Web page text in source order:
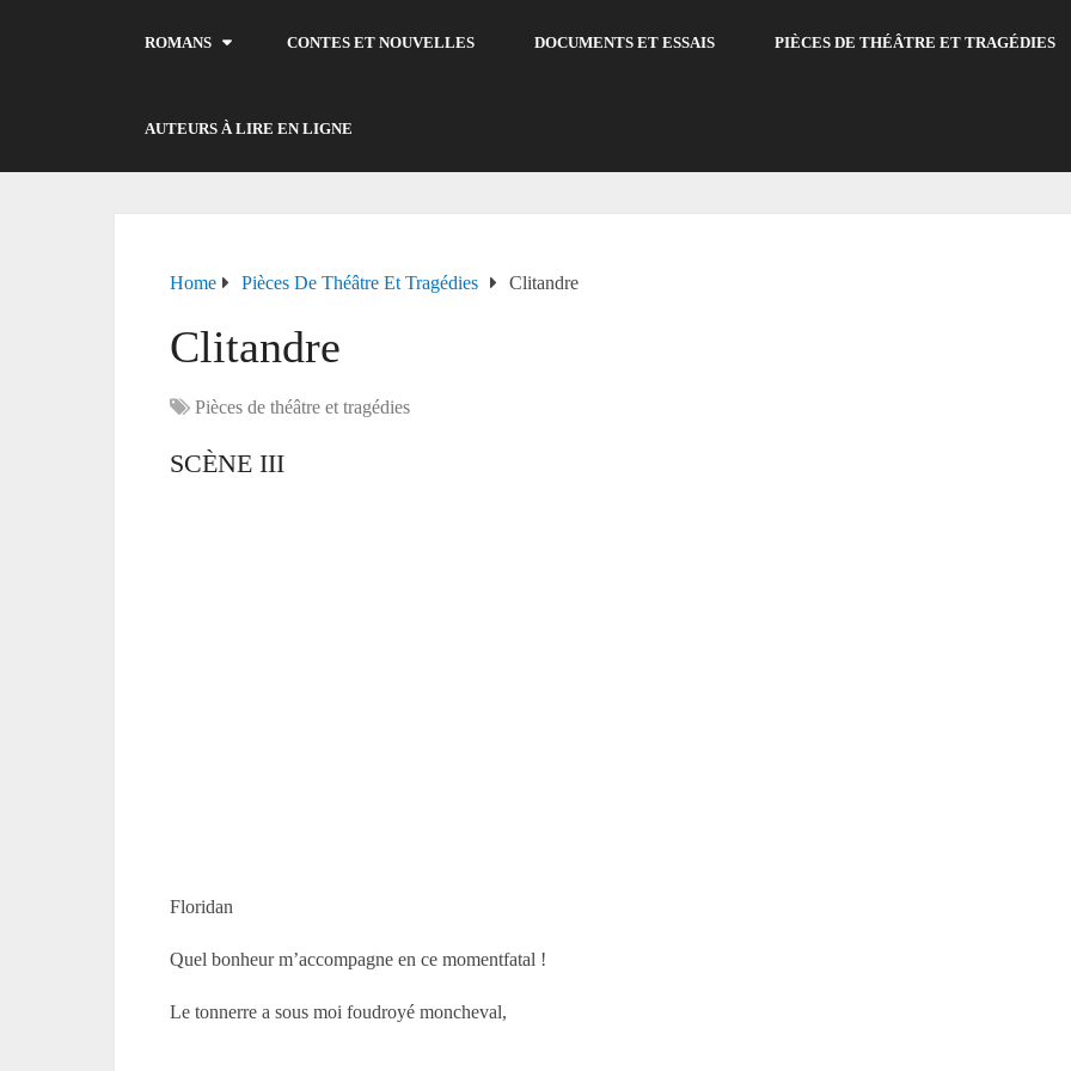
ROMANS CONTES ET NOUVELLES DOCUMENTS ET ESSAIS PIÈCES DE THÉÂTRE ET TRAGÉDIES
AUTEURS À LIRE EN LIGNE
Home Pièces De Théâtre Et Tragédies Clitandre
Clitandre
Pièces de théâtre et tragédies
SCÈNE III
Floridan
Quel bonheur m’accompagne en ce momentfatal !
Le tonnerre a sous moi foudroyé moncheval,